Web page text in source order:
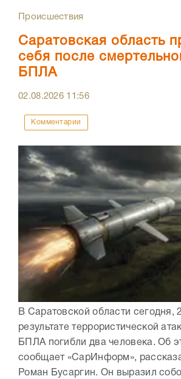
Происшествия
Саратовская область
себя после
БПЛА
02.08.2026 11:56
Комментарии
В Саратовской области сегодня,
результате террористической
БПЛА погибли два человека. Об
сообщает «СарИнформ»,
Роман Бусаргин. Он выразил